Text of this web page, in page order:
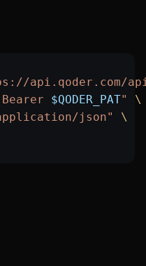
api.qoder.com/
$QODER_PAT"
\
json"
\